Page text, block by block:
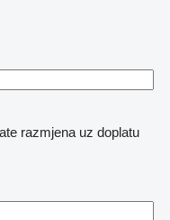
razmjena uz doplatu